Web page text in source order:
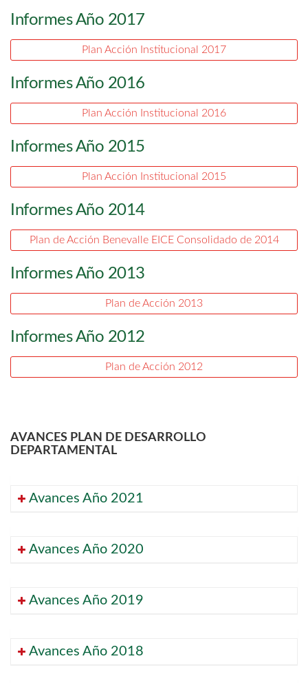
Informes Año 2017
Plan Acción Institucional 2017
Informes Año 2016
Plan Acción Institucional 2016
Informes Año 2015
Plan Acción Institucional 2015
Informes Año 2014
Plan de Acción Benevalle EICE Consolidado de 2014
Informes Año 2013
Plan de Acción 2013
Informes Año 2012
Plan de Acción 2012
AVANCES PLAN DE DESARROLLO
DEPARTAMENTAL
Avances Año 2021
Avances Año 2020
Avances Año 2019
Avances Año 2018